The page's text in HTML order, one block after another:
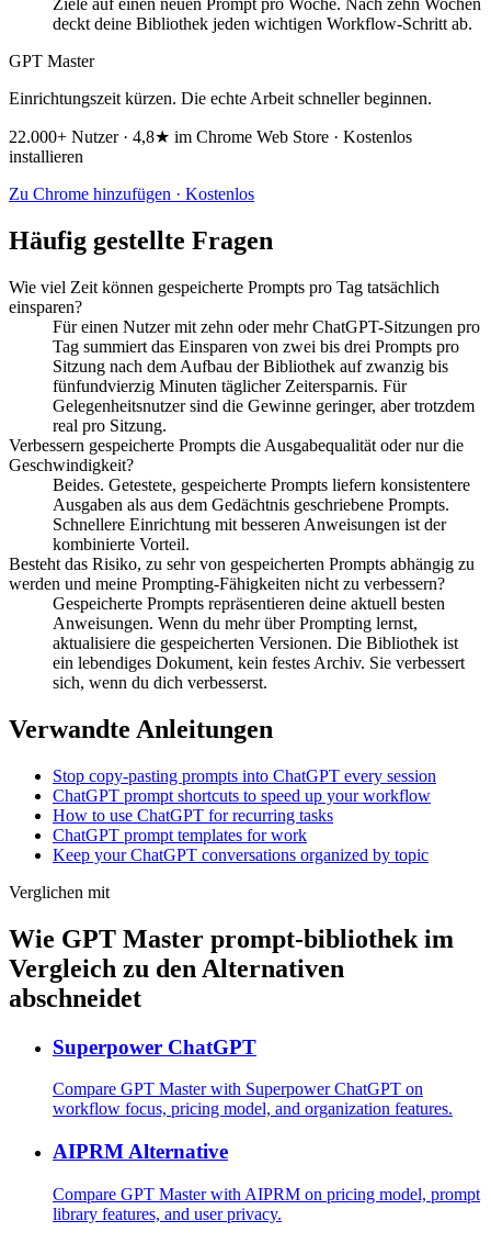
Ziele auf einen neuen Prompt pro Woche. Nach zehn Wochen
deckt deine Bibliothek jeden wichtigen Workflow-Schritt ab.
GPT Master
Einrichtungszeit kürzen. Die echte Arbeit schneller beginnen.
22.000+ Nutzer · 4,8★ im Chrome Web Store · Kostenlos
installieren
Zu Chrome hinzufügen · Kostenlos
Häufig gestellte Fragen
Wie viel Zeit können gespeicherte Prompts pro Tag tatsächlich
einsparen?
Für einen Nutzer mit zehn oder mehr ChatGPT-Sitzungen pro
Tag summiert das Einsparen von zwei bis drei Prompts pro
Sitzung nach dem Aufbau der Bibliothek auf zwanzig bis
fünfundvierzig Minuten täglicher Zeitersparnis. Für
Gelegenheitsnutzer sind die Gewinne geringer, aber trotzdem
real pro Sitzung.
Verbessern gespeicherte Prompts die Ausgabequalität oder nur die
Geschwindigkeit?
Beides. Getestete, gespeicherte Prompts liefern konsistentere
Ausgaben als aus dem Gedächtnis geschriebene Prompts.
Schnellere Einrichtung mit besseren Anweisungen ist der
kombinierte Vorteil.
Besteht das Risiko, zu sehr von gespeicherten Prompts abhängig zu
werden und meine Prompting-Fähigkeiten nicht zu verbessern?
Gespeicherte Prompts repräsentieren deine aktuell besten
Anweisungen. Wenn du mehr über Prompting lernst,
aktualisiere die gespeicherten Versionen. Die Bibliothek ist
ein lebendiges Dokument, kein festes Archiv. Sie verbessert
sich, wenn du dich verbesserst.
Verwandte Anleitungen
Stop copy-pasting prompts into ChatGPT every session
ChatGPT prompt shortcuts to speed up your workflow
How to use ChatGPT for recurring tasks
ChatGPT prompt templates for work
Keep your ChatGPT conversations organized by topic
Verglichen mit
Wie GPT Master prompt-bibliothek im
Vergleich zu den Alternativen
abschneidet
Superpower ChatGPT
Compare GPT Master with Superpower ChatGPT on
workflow focus, pricing model, and organization features.
AIPRM Alternative
Compare GPT Master with AIPRM on pricing model, prompt
library features, and user privacy.